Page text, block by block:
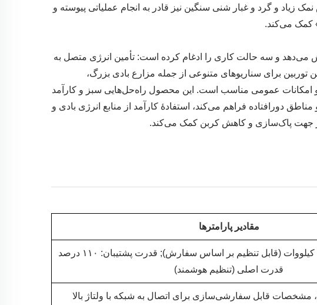
زیاد و گرد و غبار شنی سنگین نیز قادر به انجام عملیاتی پیوسته و
کمک می‌کند.
کاملی از ۱ تا ۳۰ کیلووات را پوشش می‌دهد و سه حالت کاری را ادغام کرده است: تأمین انرژی متصل به
برای سناریوهای متنوعی از جمله مزارع بادی بزرگ،
امکانات عمومی مناسب است. این محصول راه‌حل‌هایی سبز و کارآمد
دورافتاده فراهم می‌کند، استفادهٔ کارآمد از منابع انرژی بادی و
در جهت پاک‌سازی و کاهش کربن کمک می‌کند.
مقادیر پارامترها
قدرت اصلی: ۱ تا ۲۰۰ کیلووات (قابل تنظیم بر اساس سفارش); قدرت پشتیبان: ۱۱۰ درصد
قدرت اصلی (تنظیم هوشمند)